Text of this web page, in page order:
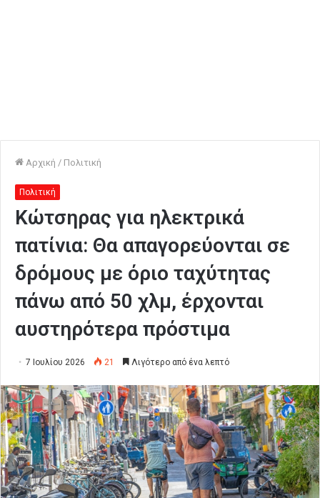
Αρχική / Πολιτική
Πολιτική
Κώτσηρας για ηλεκτρικά
πατίνια: Θα απαγορεύονται σε
δρόμους με όριο ταχύτητας
πάνω από 50 χλμ, έρχονται
αυστηρότερα πρόστιμα
7 Ιουλίου 2026 21 Λιγότερο από ένα λεπτό